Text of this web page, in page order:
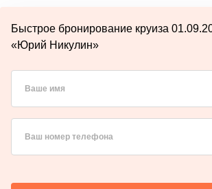
Быстрое бронирование круиза
«Юрий Никулин»
Ваше имя
Ваш номер телефона